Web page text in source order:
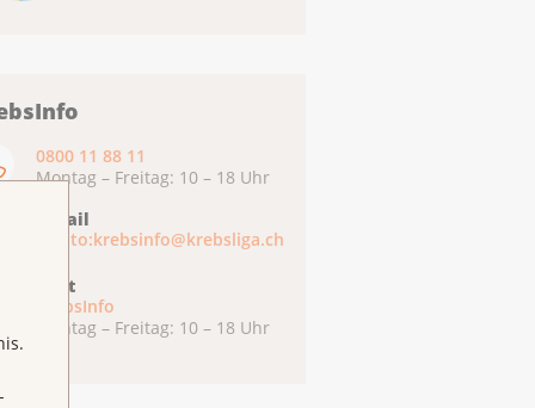
0800 11 88 11
Montag – Freitag: 10 – 18 Uhr
E-Mail
mailto:krebsinfo@krebsliga.ch
Chat
KrebsInfo
Montag – Freitag: 10 – 18 Uhr